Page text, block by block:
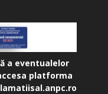
a eventualelor
platforma